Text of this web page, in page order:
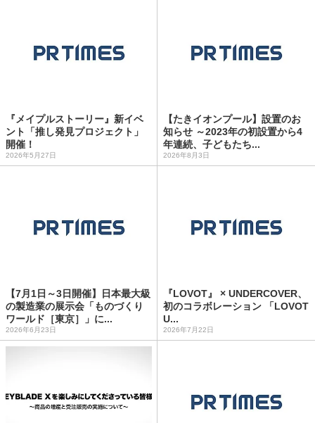
『メイプルストーリー』新イベ
ント「推し発見プロジェクト」
開催！
2026年5月27日
【たきイオンプール】設置のお
知らせ ～2023年の初設置から4
年連続、子どもたち...
2026年8月3日
【7月1日～3日開催】日本最大級
の製造業の展示会「ものづくり
ワールド［東京］」に...
2026年6月23日
『LOVOT』 × UNDERCOVER、
初のコラボレーション 「LOVOT
U...
2026年7月22日